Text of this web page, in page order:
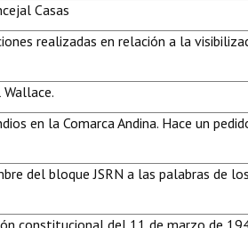
Casas
realizadas en relación a la
en la Comarca Andina. Hace un
del bloque JSRN a las palabras de los
constitucional del 11 de marzo de